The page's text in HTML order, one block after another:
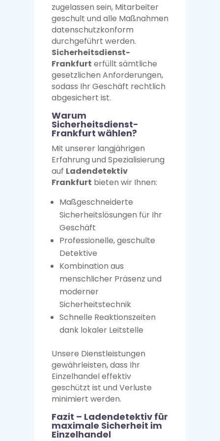
zugelassen sein, Mitarbeiter
geschult und alle Maßnahmen
datenschutzkonform
durchgeführt werden.
Sicherheitsdienst-
Frankfurt erfüllt sämtliche
gesetzlichen Anforderungen,
sodass Ihr Geschäft rechtlich
abgesichert ist.
Warum
Sicherheitsdienst-
Frankfurt wählen?
Mit unserer langjährigen
Erfahrung und Spezialisierung
auf Ladendetektiv
Frankfurt bieten wir Ihnen:
Maßgeschneiderte
Sicherheitslösungen für Ihr
Geschäft
Professionelle, geschulte
Detektive
Kombination aus
menschlicher Präsenz und
moderner
Sicherheitstechnik
Schnelle Reaktionszeiten
dank lokaler Leitstelle
Unsere Dienstleistungen
gewährleisten, dass Ihr
Einzelhandel effektiv
geschützt ist und Verluste
minimiert werden.
Fazit – Ladendetektiv für
maximale Sicherheit im
Einzelhandel